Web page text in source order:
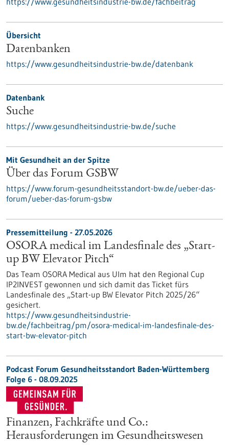
Übersicht
Datenbanken
https://www.gesundheitsindustrie-bw.de/datenbank
Datenbank
Suche
https://www.gesundheitsindustrie-bw.de/suche
Mit Gesundheit an der Spitze
Über das Forum GSBW
https://www.forum-gesundheitsstandort-bw.de/ueber-das-
forum/ueber-das-forum-gsbw
Pressemitteilung - 27.05.2026
OSORA medical im Landesfinale des „Start-
up BW Elevator Pitch“
Das Team OSORA Medical aus Ulm hat den Regional Cup
IP2INVEST gewonnen und sich damit das Ticket fürs
Landesfinale des „Start-up BW Elevator Pitch 2025/26“
gesichert.
https://www.gesundheitsindustrie-
bw.de/fachbeitrag/pm/osora-medical-im-landesfinale-des-
start-bw-elevator-pitch
Podcast Forum Gesundheitsstandort Baden-Württemberg
Folge 6 - 08.09.2025
Finanzen, Fachkräfte und Co.:
Herausforderungen im Gesundheitswesen